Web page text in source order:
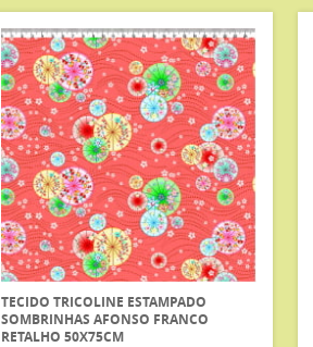
TECIDO TRICOLINE ESTAMPADO
SOMBRINHAS AFONSO FRANCO
RETALHO 50X75CM